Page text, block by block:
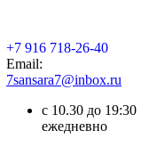
+7 916 718-26-40
Email:
7sansara7@inbox.ru
с 10.30 до 19:30
ежедневно